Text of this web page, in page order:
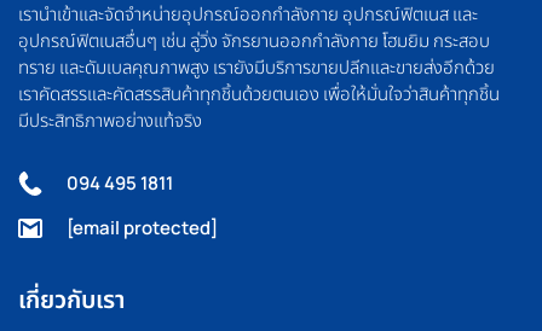
เรานำเข้าและจัดจำหน่ายอุปกรณ์ออกกำลังกาย อุปกรณ์ฟิตเนส และ
อุปกรณ์ฟิตเนสอื่นๆ เช่น ลู่วิ่ง จักรยานออกกำลังกาย โฮมยิม กระสอบ
ทราย และดัมเบลคุณภาพสูง เรายังมีบริการขายปลีกและขายส่งอีกด้วย
เราคัดสรรและคัดสรรสินค้าทุกชิ้นด้วยตนเอง เพื่อให้มั่นใจว่าสินค้าทุกชิ้น
มีประสิทธิภาพอย่างแท้จริง
094 495 1811
[email protected]
เกี่ยวกับเรา